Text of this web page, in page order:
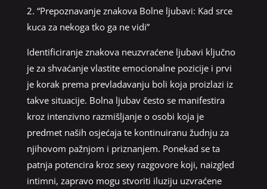
2. “Prepoznavanje znakova Bolne ljubavi: Kad srce
kuca za nekoga tko ga ne vidi”
Identificiranje znakova neuzvraćene ljubavi ključno
je za shvaćanje vlastite emocionalne pozicije i prvi
je korak prema prevladavanju boli koja proizlazi iz
takve situacije. Bolna ljubav često se manifestira
kroz intenzivno razmišljanje o osobi koja je
predmet naših osjećaja te kontinuiranu žudnju za
njihovom pažnjom i priznanjem. Ponekad se ta
patnja potencira kroz sexy razgovore koji, naizgled
intimni, zapravo mogu stvoriti iluziju uzvraćene